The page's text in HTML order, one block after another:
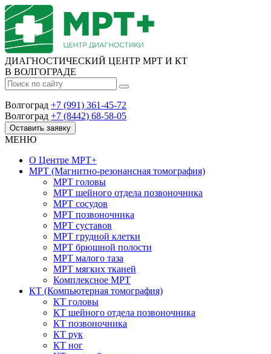
ДИАГНОСТИЧЕСКИЙ ЦЕНТР МРТ И КТ
В ВОЛГОГРАДЕ
Волгоград +7 (991) 361-45-72
Волгоград +7 (8442) 68-58-05
Оставить заявку
МЕНЮ
О Центре МРТ+
МРТ (Магнитно-резонансная томография)
МРТ головы
МРТ шейного отдела позвоночника
МРТ сосудов
МРТ позвоночника
МРТ суставов
МРТ грудной клетки
МРТ брюшной полости
МРТ малого таза
МРТ мягких тканей
Комплексное МРТ
КТ (Компьютерная томография)
КТ головы
КТ шейного отдела позвоночника
КТ позвоночника
КТ рук
КТ ног